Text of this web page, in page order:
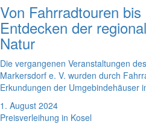
Von Fahrradtouren
Entdecken der
Natur
Die vergangenen Veranstaltungen
Markersdorf e. V. wurden durch
Erkundungen der Umgebindehäuser
1. August 2024
Preisverleihung in Kosel